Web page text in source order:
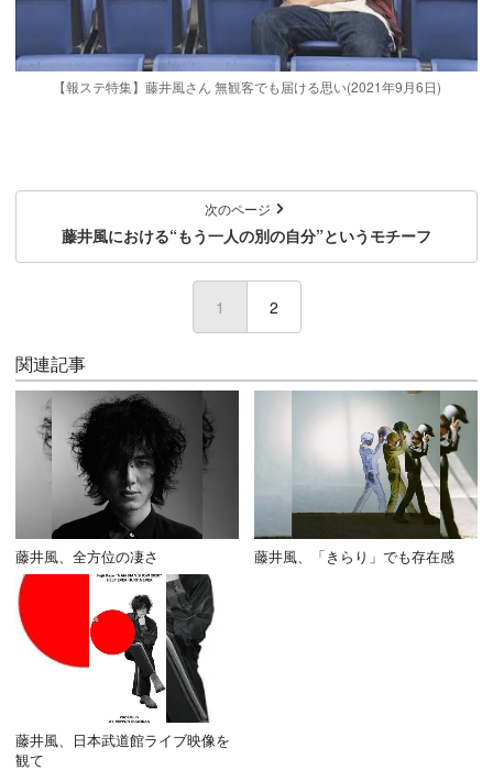
【報ステ特集】藤井風さん 無観客でも届ける思い(2021年9月6日)
次のページ
藤井風における“もう一人の別の自分”というモチーフ
1 (current)
2
関連記事
藤井風、全方位の凄さ 藤井風、「きらり」でも存在感
藤井風、日本武道館ライブ映像を
観て